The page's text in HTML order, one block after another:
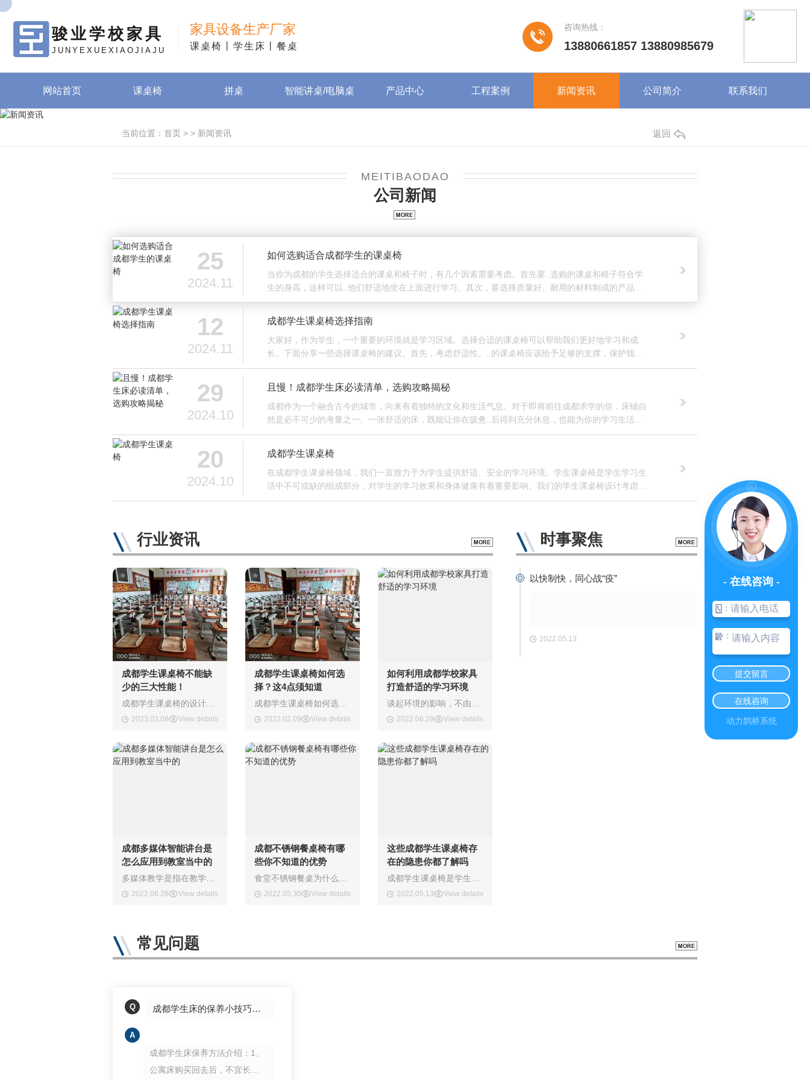
骏业学校家具
JUNYEXUEXIAOJIAJU
家具设备生产厂家
课桌椅丨学生床丨餐桌
咨询热线：
13880661857 13880985679
网站首页 课桌椅 拼桌 智能讲桌/电脑桌 产品中心 工程案例 新闻资讯 公司简介 联系我们
当前位置： 首页 > > 新闻资讯 返回
MEITIBAODAO
公司新闻
25
2024.11
如何选购适合成都学生的课桌椅
当你为成都的学生选择适合的课桌和椅子时，有几个因素需要考虑。首先要..选购的课桌和椅子符合学
生的身高，这样可以..他们舒适地坐在上面进行学习。其次，要选择质量好、耐用的材料制成的产品，
这样能..长时间使用而不会出现安全问题。此外，还要考虑产品的设计，选择符合人体工程学的设计能
够保护孩子的视力和脊柱健康。在选购课桌椅时，
12
2024.11
成都学生课桌椅选择指南
大家好，作为学生，一个重要的环境就是学习区域。选择合适的课桌椅可以帮助我们更好地学习和成
长。下面分享一些选择课桌椅的建议。首先，考虑舒适性。..的课桌椅应该给予足够的支撑，保护我们
的脊柱和颈部。高度应当适中，让我们能够自然地弯曲手臂放在桌面上。椅子的座位宽敞舒适，靠背设
29
2024.10
且慢！成都学生床必读清单，选购攻略揭秘
成都作为一个融合古今的城市，向来有着独特的文化和生活气息。对于即将前往成都求学的你，床铺自
然是必不可少的考量之一。一张舒适的床，既能让你在疲惫..后得到充分休息，也能为你的学习生活增
添不少温馨感。选购床铺时，首先要考虑的便是尺寸。成都的学生公寓空间可能相对有限，所以选择合
20
2024.10
成都学生课桌椅
在成都学生课桌椅领域，我们一直致力于为学生提供舒适、安全的学习环境。学生课桌椅是学生学习生
活中不可或缺的组成部分，对学生的学习效果和身体健康有着重要影响。我们的学生课桌椅设计考虑到
了学生的身体特点和舒适需求，采用..材料制造，..产品坚固耐用。椅子的设计符合人体工程学，支撑学
行业资讯
成都学生课桌椅不能缺
少的三大性能！
2023.03.08 View details
成都学生课桌椅如何选
择？这4点须知道
2023.02.09 View details
如何利用成都学校家具
打造舒适的学习环境
2022.06.29 View details
成都多媒体智能讲台是
怎么应用到教室当中的
2022.06.28 View details
成都不锈钢餐桌椅有哪
些你不知道的优势
2022.05.30 View details
这些成都学生课桌椅存
在的隐患你都了解吗
2022.05.13 View details
时事聚焦
以快制快，同心战“疫”
2022.05.13
常见问题
Q 成都学生床的保养小技巧介绍，点击收藏吧
A
成都学生床保养方法介绍：1、
公寓床购买回去后，不宜长期
- 在线咨询 -
：
：
提交留言
在线咨询
动力鹊桥系统